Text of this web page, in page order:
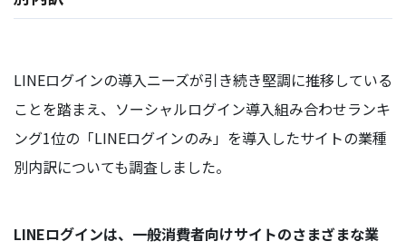
LINEログインの導入ニーズが引き続き堅調に推移している
ことを踏まえ、ソーシャルログイン導入組み合わせランキ
ング1位の「LINEログインのみ」を導入したサイトの業種
別内訳についても調査しました。
LINEログインは、一般消費者向けサイトのさまざまな業